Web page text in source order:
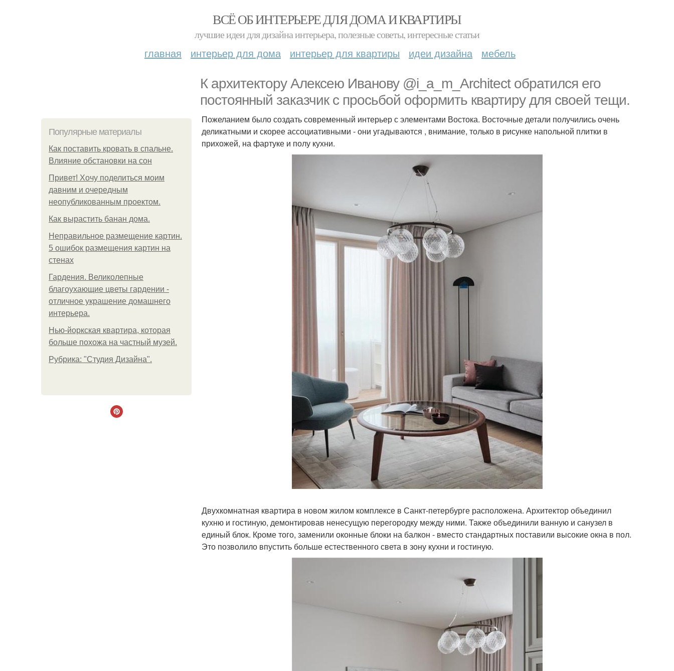
ВСЁ ОБ ИНТЕРЬЕРЕ ДЛЯ ДОМА И КВАРТИРЫ
лучшие идеи для дизайна интерьера, полезные советы, интересные статьи
главная интерьер для дома интерьер для квартиры идеи дизайна мебель
К архитектору Алексею Иванову @i_a_m_Architect обратился его
постоянный заказчик с просьбой оформить квартиру для своей тещи.
Популярные материалы
Как поставить кровать в спальне.
Влияние обстановки на сон
Привет! Хочу поделиться моим
давним и очередным
неопубликованным проектом.
Как вырастить банан дома.
Неправильное размещение картин.
5 ошибок размещения картин на
стенах
Гардения. Великолепные
благоухающие цветы гардении -
отличное украшение домашнего
интерьера.
Нью-йоркская квартира, которая
больше похожа на частный музей.
Рубрика: "Студия Дизайна".
Пожеланием было создать современный интерьер с элементами Востока. Восточные детали получились очень
деликатными и скорее ассоциативными - они угадываются , внимание, только в рисунке напольной плитки в
прихожей, на фартуке и полу кухни.
Двухкомнатная квартира в новом жилом комплексе в Санкт-петербурге расположена. Архитектор объединил
кухню и гостиную, демонтировав ненесущую перегородку между ними. Также объединили ванную и санузел в
единый блок. Кроме того, заменили оконные блоки на балкон - вместо стандартных поставили высокие окна в пол.
Это позволило впустить больше естественного света в зону кухни и гостиную.